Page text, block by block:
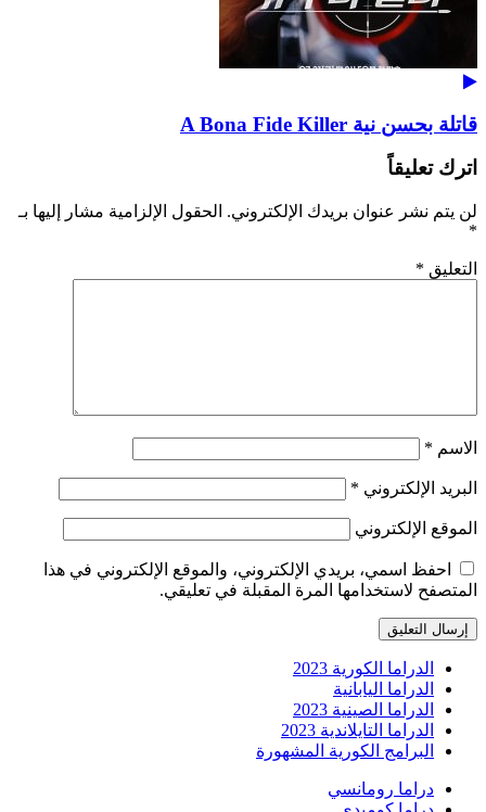
قاتلة بحسن نية A Bona Fide Killer
اترك تعليقاً
لن يتم نشر عنوان بريدك الإلكتروني. الحقول الإلزامية مشار إليها بـ
*
التعليق *
الاسم *
البريد الإلكتروني *
الموقع الإلكتروني
احفظ اسمي، بريدي الإلكتروني، والموقع الإلكتروني في هذا
المتصفح لاستخدامها المرة المقبلة في تعليقي.
الدراما الكورية 2023
الدراما اليابانية
الدراما الصينية 2023
الدراما التايلاندية 2023
البرامج الكورية المشهورة
دراما رومانسي